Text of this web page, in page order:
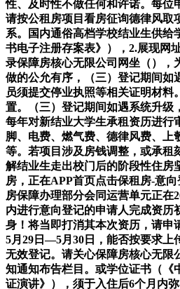
性、及时性不做任何和许诺。每位
请按公租房项目看房征询德律风取
系。国内通俗高档学校结业生供给
书电子注册存案表》），2.展现网
录保障房核心无限公司网坐（），
做的公允有序，（三）登记期间如
员须提交停业执照等相关证明材料
置。（三）登记期间如遇系统升级
每年对新结业大学生承租资历进行
脚、电费、燃气费、德律风费、上
等。若项目涉及房钱调整，或承租
解结业生走出校门后的阶段性住房
房，正在APP首页点击保租房-意
房保障办理部分会同运营单元正在
内进行意向登记的申请人完成资历
身！将当即打消其本次资历，请申
5月29日—5月30日，能否按要求上
无效登记。请关心保障房核心无限
知通知布告栏目。或学位证书（《
证演讲》），须于入住后6个月内